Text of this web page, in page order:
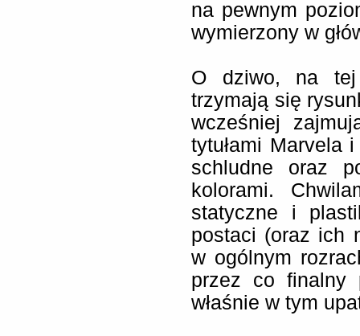
na pewnym
wymierzony w
O dziwo, na tej
trzymają się
wcześniej
tytułami Marvela
schludne oraz
kolorami.
statyczne i
postaci (oraz ich
w ogólnym
przez co finalny
właśnie w tym